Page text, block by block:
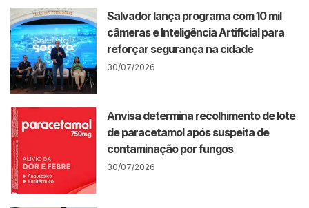
Salvador lança programa com 10 mil
câmeras e Inteligência Artificial para
reforçar segurança na cidade
30/07/2026
Anvisa determina recolhimento de lote
de paracetamol após suspeita de
contaminação por fungos
30/07/2026